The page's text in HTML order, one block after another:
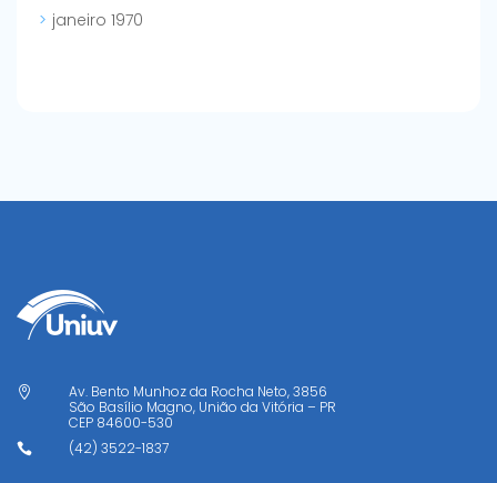
janeiro 1970

Av. Bento Munhoz da Rocha Neto, 3856
São Basílio Magno, União da Vitória – PR
CEP 84600-530
 (42) 3522-1837